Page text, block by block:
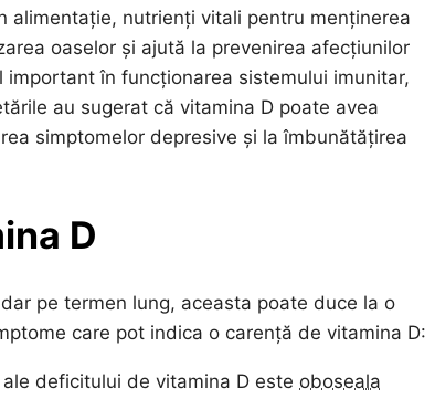
alimentație, nutrienți vitali pentru menținerea
oaselor și ajută la prevenirea afecțiunilor
în funcționarea sistemului imunitar,
au sugerat că vitamina D poate avea
simptomelor depresive și la îmbunătățirea
D
pe termen lung, aceasta poate duce la o
care pot indica o carență de vitamina D:
deficitului de vitamina D este oboseala